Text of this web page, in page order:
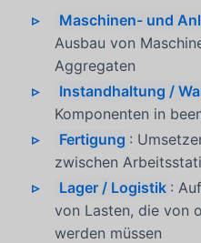
Maschinen- und
Ausbau von
Aggregaten
Instandhaltung /
Komponenten in
Fertigung :
zwischen
Lager / Logistik :
von Lasten, die von
werden müssen